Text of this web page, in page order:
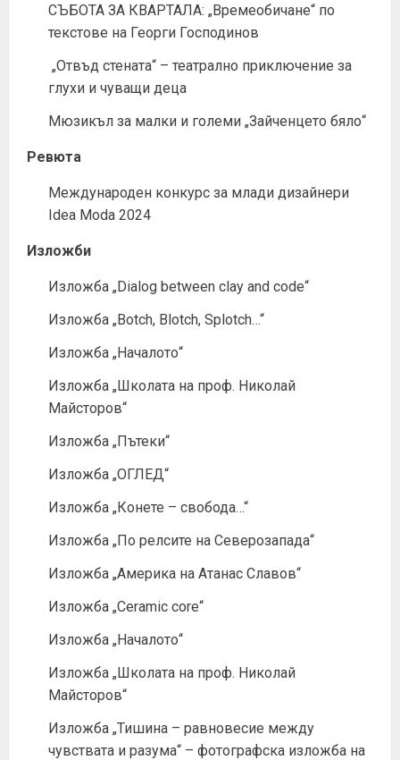
СЪБОТА ЗА КВАРТАЛА: „Времеобичане“ по
текстове на Георги Господинов
„Отвъд стената“ – театрално приключение за
глухи и чуващи деца
Мюзикъл за малки и големи „Зайченцето бяло“
Ревюта
Международен конкурс за млади дизайнери
Idea Moda 2024
Изложби
Изложба „Dialog between clay and code“
Изложба „Botch, Blotch, Splotch…“
Изложба „Началото“
Изложба „Школата на проф. Николай
Майсторов“
Изложба „Пътеки“
Изложба „ОГЛЕД“
Изложба „Конете – свобода…“
Изложба „По релсите на Северозапада“
Изложба „Америка на Атанас Славов“
Изложба „Ceramic core“
Изложба „Началото“
Изложба „Школата на проф. Николай
Майсторов“
Изложба „Тишина – равновесие между
чувствата и разума“ – фотографска изложба на